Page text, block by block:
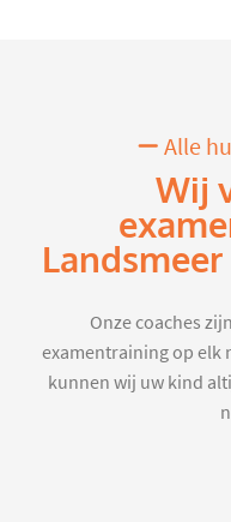
Alle
Wij
Onze coaches
examentraining op elk
kunnen wij uw kind